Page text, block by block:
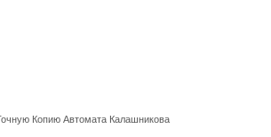
Копию Автомата Калашникова